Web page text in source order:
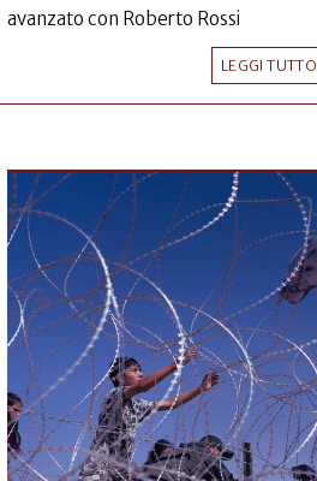
avanzato con Roberto Rossi
LEGGI TUTTO